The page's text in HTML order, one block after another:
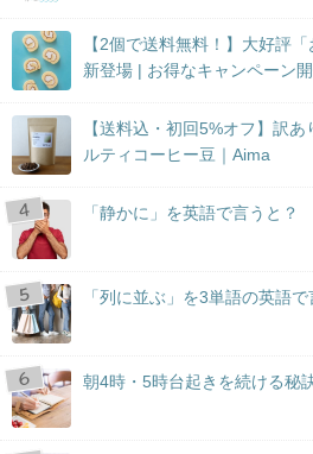
【2個で送料無料！】大好評
新登場 | お得なキャンペーン
【送料込・初回5%オフ】訳
ルティコーヒー豆｜Aima
「静かに」を英語で言うと？
「列に並ぶ」を3単語の英語で
朝4時・5時台起きを続ける秘